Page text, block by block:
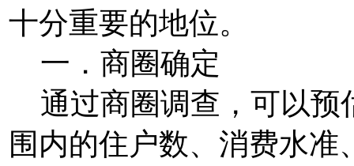
十分重要的地位。
一．商圈确定
通过商圈调查，可以预
围内的住户数、消费水